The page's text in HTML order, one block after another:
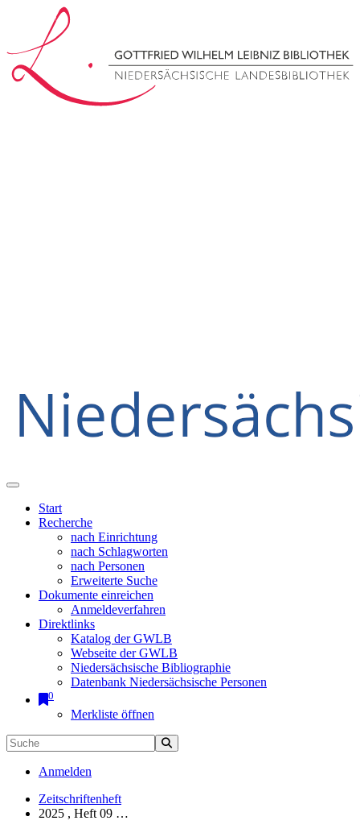
Start
Recherche
nach Einrichtung
nach Schlagworten
nach Personen
Erweiterte Suche
Dokumente einreichen
Anmeldeverfahren
Direktlinks
Katalog der GWLB
Webseite der GWLB
Niedersächsische Bibliographie
Datenbank Niedersächsische Personen
0
Merkliste öffnen
Anmelden
Zeitschriftenheft
2025 , Heft 09 …